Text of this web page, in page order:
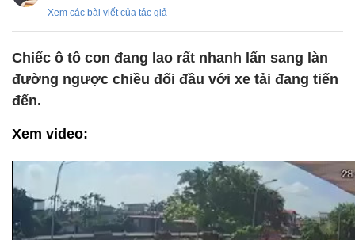
Xem các bài viết của tác giả
Chiếc ô tô con đang lao rất nhanh lấn sang làn
đường ngược chiều đối đầu với xe tải đang tiến
đến.
Xem video: